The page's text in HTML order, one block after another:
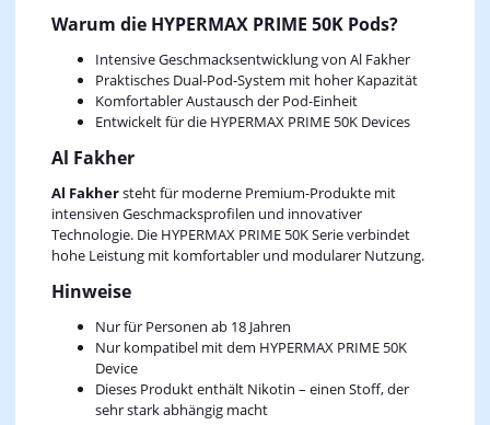
Warum die HYPERMAX PRIME 50K Pods?
Intensive Geschmacksentwicklung von Al Fakher
Praktisches Dual-Pod-System mit hoher Kapazität
Komfortabler Austausch der Pod-Einheit
Entwickelt für die HYPERMAX PRIME 50K Devices
Al Fakher
Al Fakhersteht für moderne Premium-Produkte mit
intensiven Geschmacksprofilen und innovativer
Technologie. Die HYPERMAX PRIME 50K Serie verbindet
hohe Leistung mit komfortabler und modularer Nutzung.
Hinweise
Nur für Personen ab 18 Jahren
Nur kompatibel mit dem HYPERMAX PRIME 50K
Device
Dieses Produkt enthält Nikotin – einen Stoff, der
sehr stark abhängig macht